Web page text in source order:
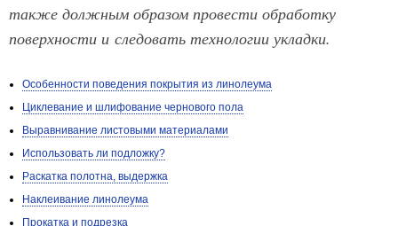
также должным образом провести обработку
поверхности и следовать технологии укладки.
Особенности поведения покрытия из линолеума
Циклевание и шлифование чернового пола
Выравнивание листовыми материалами
Использовать ли подложку?
Раскатка полотна, выдержка
Наклеивание линолеума
Прокатка и подрезка